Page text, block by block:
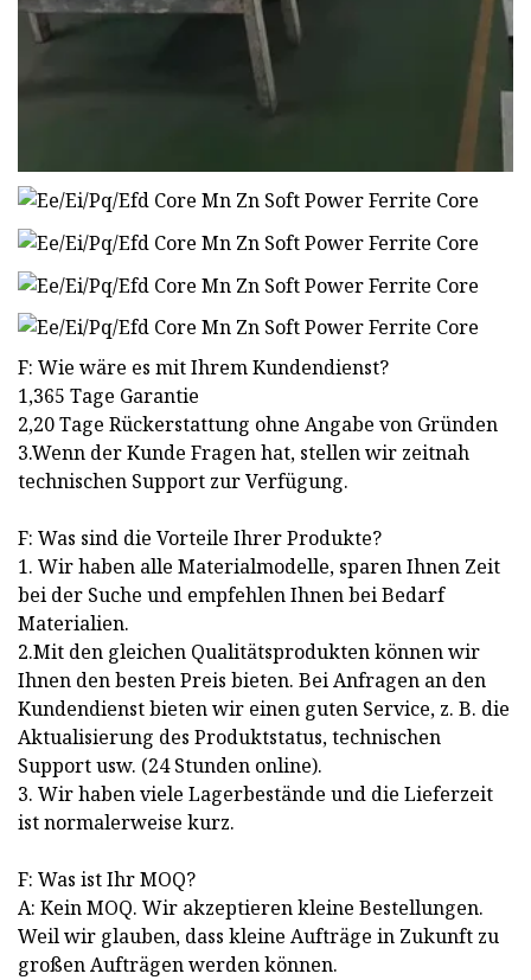
F: Wie wäre es mit Ihrem Kundendienst?
1,365 Tage Garantie
2,20 Tage Rückerstattung ohne Angabe von Gründen
3.Wenn der Kunde Fragen hat, stellen wir zeitnah
technischen Support zur Verfügung.
F: Was sind die Vorteile Ihrer Produkte?
1. Wir haben alle Materialmodelle, sparen Ihnen Zeit
bei der Suche und empfehlen Ihnen bei Bedarf
Materialien.
2.Mit den gleichen Qualitätsprodukten können wir
Ihnen den besten Preis bieten. Bei Anfragen an den
Kundendienst bieten wir einen guten Service, z. B. die
Aktualisierung des Produktstatus, technischen
Support usw. (24 Stunden online).
3. Wir haben viele Lagerbestände und die Lieferzeit
ist normalerweise kurz.
F: Was ist Ihr MOQ?
A: Kein MOQ. Wir akzeptieren kleine Bestellungen.
Weil wir glauben, dass kleine Aufträge in Zukunft zu
großen Aufträgen werden können.